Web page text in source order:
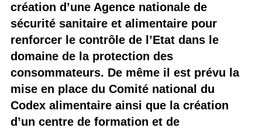
création d’une Agence nationale de
sécurité sanitaire et alimentaire pour
renforcer le contrôle de l’Etat dans le
domaine de la protection des
consommateurs. De même il est prévu la
mise en place du Comité national du
Codex alimentaire ainsi que la création
d’un centre de formation et de